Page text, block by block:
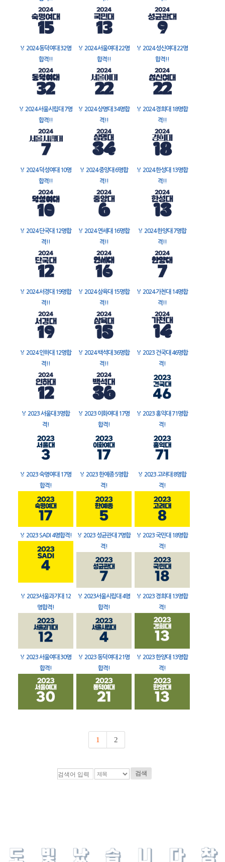
🏅 2024 동덕여대 32명
합격!!
🏅 2024 서울여대 22명
합격!!
🏅 2024 성신여대 22명
합격!!
🏅 2024 서울시립대 7명
합격!!
🏅 2024 상명대 34명합
격!!
🏅 2024 경희대 18명합
격!!
🏅 2024 덕성여대 10명
합격!!
🏅 2024 중앙대 6명합
격!!
🏅 2024 한성대 13명합
격!!
🏅 2024 단국대 12명합
격!!
🏅 2024 연세대 16명합
격!!
🏅 2024 한양대 7명합
격!!
🏅 2024 서경대 19명합
격!!
🏅 2024 삼육대 15명합
격!!
🏅 2024 가천대 14명합
격!!
🏅 2024 인하대 12명합
격!!
🏅 2024 백석대 36명합
격!!
🏅 2023 건국대 46명합
격!
🏅 2023 서울대 3명합
격!
🏅 2023 이화여대 17명
합격!
🏅 2023 홍익대 71명합
격!
🏅 2023 숙명여대 17명
합격!
🏅 2023 한예종 5명합
격!
🏅 2023 고려대 8명합
격!
🏅 2023 SADI 4명합격! 🏅 2023 성균관대 7명합
격!
🏅 2023 국민대 18명합
격!
🏅 2023서울과기대 12
명합격!
🏅 2023서울시립대 4명
합격!
🏅 2023 경희대 13명합
격!
🏅 2023 서울여대 30명
합격!
🏅 2023 동덕여대 21명
합격!
🏅 2023 한양대 13명합
격!
1 2
검색